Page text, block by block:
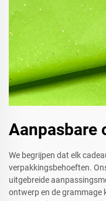
Aanpasbare
We begrijpen dat elk
verpakkingsbehoeften.
uitgebreide
ontwerp en de grammage